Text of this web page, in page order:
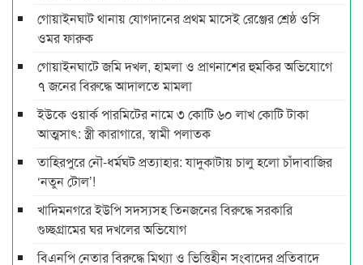
গোয়াইনঘাট থানায় যোগদানের প্রথম মাসেই রেঞ্জের শ্রেষ্ঠ ওসি
ওমর ফারুক
গোয়াইনঘাটে জমি দখল, হামলা ও প্রাণনাশের হুমকির অভিযোগে
৭ জনের বিরুদ্ধে আদালতে মামলা
ইউকে ওয়ার্ক পারমিটের নামে ৩ কোটি ৬০ লাখ কোটি টাকা
আত্মসাৎ: স্ত্রী কারাগারে, স্বামী পলাতক
তাহিরপুরে নৌ-ধর্মঘট প্রত্যাহার: যাদুকাটায় চালু হলো চাঁদাবাজির
‘নতুন টোল’!
খাদিমনগরে ইউপি সদস্যসহ তিনজনের বিরুদ্ধে সরকারি
গুচ্ছগ্রামের ঘর দখলের অভিযোগ
বিএনপি নেতার বিরুদ্ধে মিথ্যা ও ভিত্তিহীন সংবাদের প্রতিবাদে